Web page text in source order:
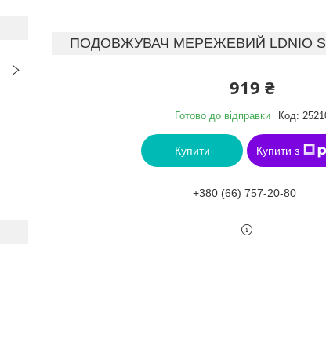
ПОДОВЖУВАЧ МЕРЕЖЕВИЙ LDNIO
919 ₴
Готово до відправки Код:
Купити Купити з
+380 (66) 757-20-80